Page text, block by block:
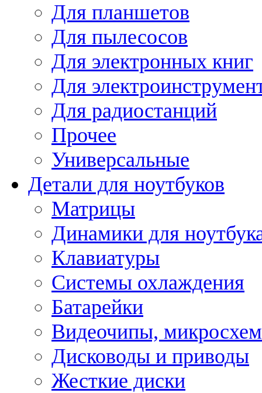
Для планшетов
Для пылесосов
Для электронных книг
Для
Для радиостанций
Прочее
Универсальные
Детали для ноутбуков
Матрицы
Динамики для
Клавиатуры
Системы охлаждения
Батарейки
Видеочипы,
Дисководы и приводы
Жесткие диски